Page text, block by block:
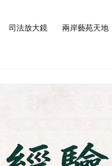
司法放大鏡 兩岸藝苑天地